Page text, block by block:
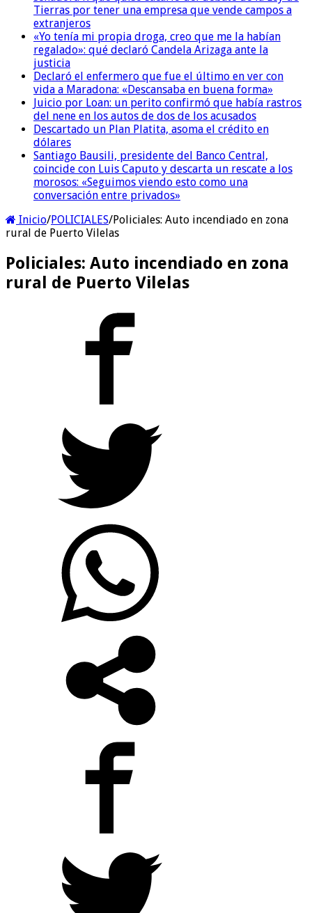
Tierras por tener una empresa que vende campos a
extranjeros
«Yo tenía mi propia droga, creo que me la habían
regalado»: qué declaró Candela Arizaga ante la
justicia
Declaró el enfermero que fue el último en ver con
vida a Maradona: «Descansaba en buena forma»
Juicio por Loan: un perito confirmó que había rastros
del nene en los autos de dos de los acusados
Descartado un Plan Platita, asoma el crédito en
dólares
Santiago Bausili, presidente del Banco Central,
coincide con Luis Caputo y descarta un rescate a los
morosos: «Seguimos viendo esto como una
conversación entre privados»
Inicio/POLICIALES/Policiales: Auto incendiado en zona
rural de Puerto Vilelas
Policiales: Auto incendiado en zona
rural de Puerto Vilelas